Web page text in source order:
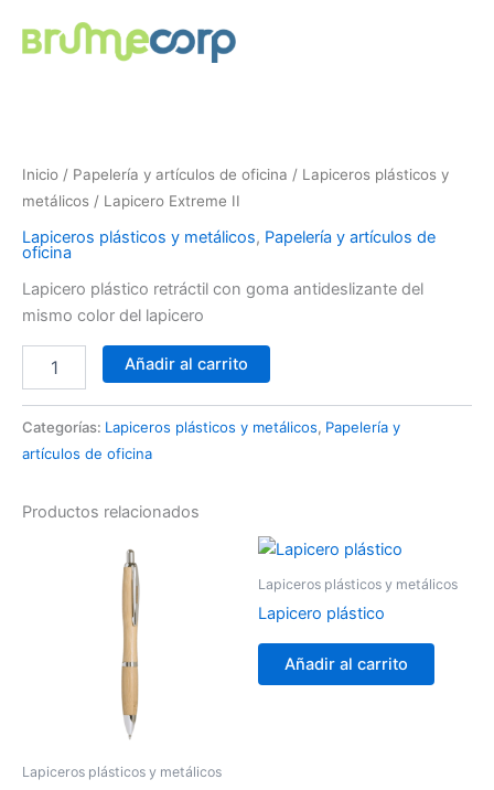
Inicio / Papelería y artículos de oficina / Lapiceros plásticos y
metálicos / Lapicero Extreme II
Lapiceros plásticos y metálicos, Papelería y artículos de
oficina
Lapicero plástico retráctil con goma antideslizante del
mismo color del lapicero
cantidad
Añadir al carrito
Categorías: Lapiceros plásticos y metálicos, Papelería y
artículos de oficina
Productos relacionados
Lapiceros plásticos y metálicos
Lapiceros plásticos y metálicos
Lapicero plástico
Añadir al carrito